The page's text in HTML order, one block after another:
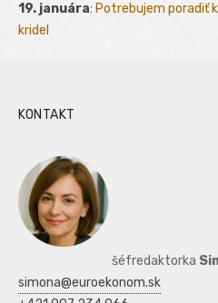
19. januára: Potrebujem poradiť
kridel
KONTAKT
šéfredaktorka
simona@euroekonom.sk